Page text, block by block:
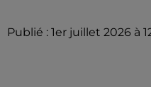
Publié : 1er juillet 2026 à